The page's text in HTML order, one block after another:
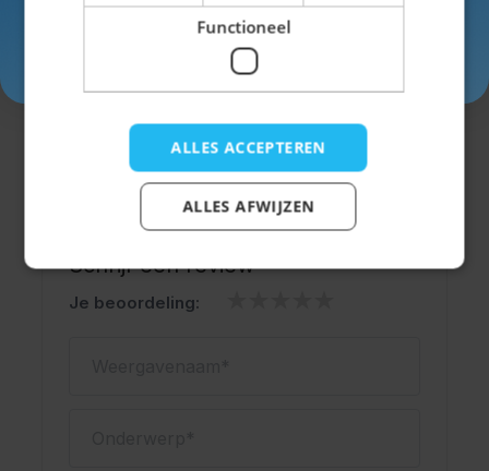
EAN 8714572614924
42-61492
Schrijf een review
Je beoordeling:
Functioneel
ALLES ACCEPTEREN
ALLES AFWIJZEN
Inschrijven